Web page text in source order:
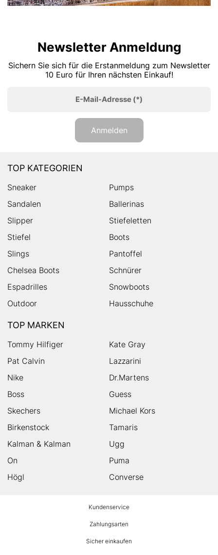
Newsletter Anmeldung
Sichern Sie sich für die Erstanmeldung zum Newsletter
10 Euro für Ihren nächsten Einkauf!
E-Mail-Adresse (*)
Anmelden
TOP KATEGORIEN
Sneaker
Pumps
Sandalen
Ballerinas
Slipper
Stiefeletten
Stiefel
Boots
Slings
Pantoffel
Chelsea Boots
Schnürer
Espadrilles
Snowboots
Outdoor
Hausschuhe
TOP MARKEN
Tommy Hilfiger
Kate Gray
Pat Calvin
Lazzarini
Nike
Dr.Martens
Boss
Guess
Skechers
Michael Kors
Birkenstock
Tamaris
Kalman & Kalman
Ugg
On
Puma
Högl
Converse
Kundenservice
Zahlungsarten
Sicher einkaufen